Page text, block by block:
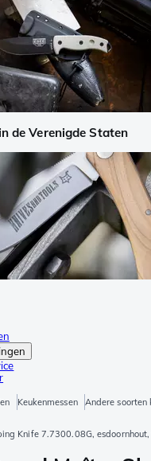
de Verenigde Staten
Keukenmessen
Andere soorten
Knife 7.7300.08G, esdoornhout,